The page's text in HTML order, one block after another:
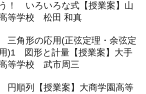
！ いろいろな式【授業案】山
等学校 松田 和真
角形の応用(正弦定理・余弦定
)1 図形と計量【授業案】大手
等学校 武市周三
順列【授業案】大商学園高等